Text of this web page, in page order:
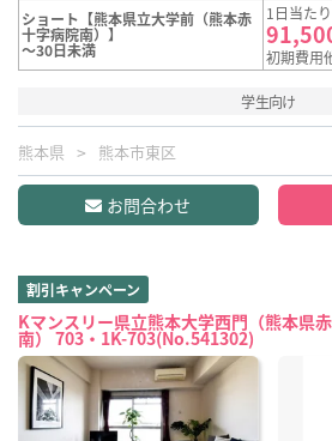
ショート【熊本県立大学前（熊本赤
十字病院南）】
～30日未満
1日当た
初期費用
学生向け
熊本県 熊本市東区
お問合わせ
割引キャンペーン
Kマンスリー県立熊本大学西門（熊本県
南） 703・1K-703(No.541302)